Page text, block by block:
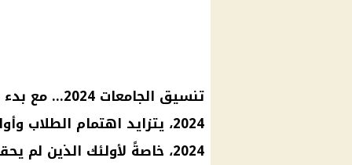
تنسيق
2024، يتزايد اهتمام الطلاب
2024، خاصةً لأولئك الذين لم